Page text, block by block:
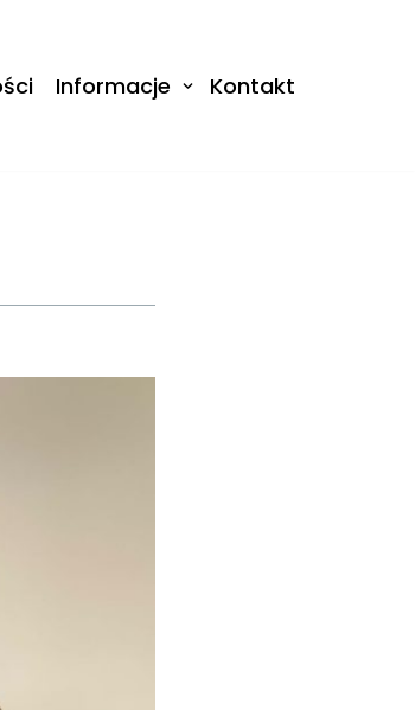
Informacje Kontakt